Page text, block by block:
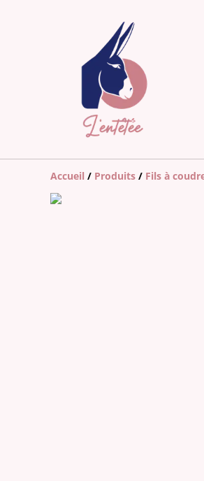
Accueil / Produits / Fils à